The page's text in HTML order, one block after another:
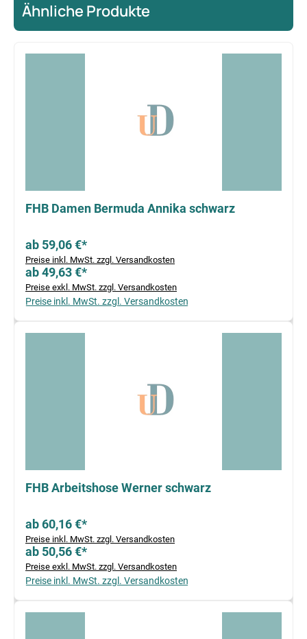
Ähnliche Produkte
FHB Damen Bermuda Annika schwarz
ab 59,06 €*
Preise inkl. MwSt. zzgl. Versandkosten
ab 49,63 €*
Preise exkl. MwSt. zzgl. Versandkosten
Preise inkl. MwSt. zzgl. Versandkosten
FHB Arbeitshose Werner schwarz
ab 60,16 €*
Preise inkl. MwSt. zzgl. Versandkosten
ab 50,56 €*
Preise exkl. MwSt. zzgl. Versandkosten
Preise inkl. MwSt. zzgl. Versandkosten